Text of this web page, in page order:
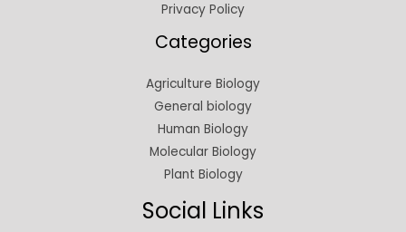
Privacy Policy
Categories
Agriculture Biology
General biology
Human Biology
Molecular Biology
Plant Biology
Social Links